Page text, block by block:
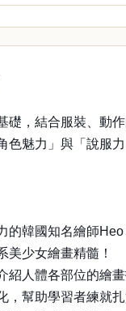
礎，結合服裝、動
色魅力」與「說服
的韓國知名繪師Heo
美少女繪畫精髓！
人體各部位的繪畫
，幫助學習者練就扎